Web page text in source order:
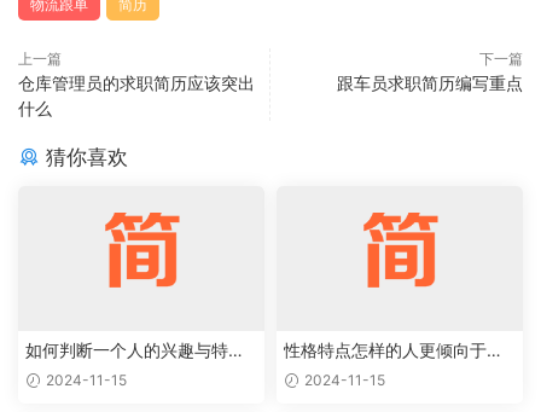
物流跟单 简历
上一篇
仓库管理员的求职简历应该突出
什么
下一篇
跟车员求职简历编写重点
猜你喜欢
如何判断一个人的兴趣与特定
职业能够完美结合
2024-11-15
性格特点怎样的人更倾向于特
定类型的工作岗位
2024-11-15